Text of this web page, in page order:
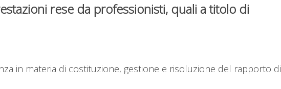
rese da professionisti, quali a titolo di
in materia di costituzione, gestione e risoluzione del rapporto di